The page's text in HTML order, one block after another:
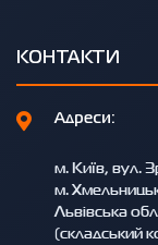
КОНТАКТИ
Адреси:
м. Київ, вул.
м.
Львівська
(складський